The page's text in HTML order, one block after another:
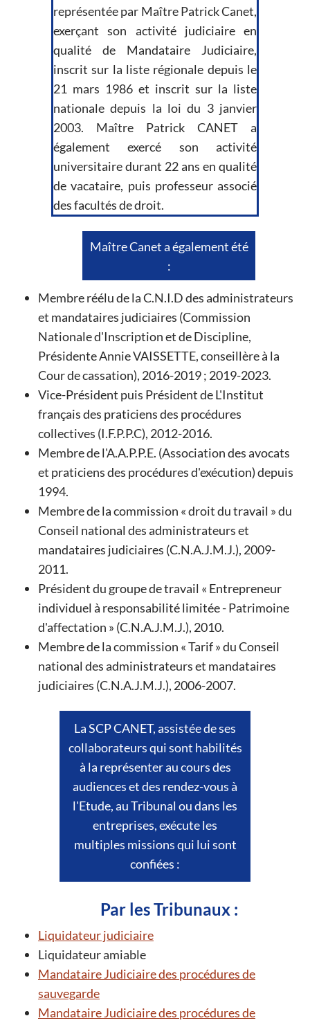
représentée par Maître Patrick Canet,
exerçant son activité judiciaire en
qualité de Mandataire Judiciaire,
inscrit sur la liste régionale depuis le
21 mars 1986 et inscrit sur la liste
nationale depuis la loi du 3 janvier
2003. Maître Patrick CANET a
également exercé son activité
universitaire durant 22 ans en qualité
de vacataire, puis professeur associé
des facultés de droit.
Maître Canet a également été
:
Membre réélu de la C.N.I.D des administrateurs
et mandataires judiciaires (Commission
Nationale d'Inscription et de Discipline,
Présidente Annie VAISSETTE, conseillère à la
Cour de cassation), 2016-2019 ; 2019-2023.
Vice-Président puis Président de L'Institut
français des praticiens des procédures
collectives (I.F.P.P.C), 2012-2016.
Membre de l'A.A.P.P.E. (Association des avocats
et praticiens des procédures d'exécution) depuis
1994.
Membre de la commission « droit du travail » du
Conseil national des administrateurs et
mandataires judiciaires (C.N.A.J.M.J.), 2009-
2011.
Président du groupe de travail « Entrepreneur
individuel à responsabilité limitée - Patrimoine
d'affectation » (C.N.A.J.M.J.), 2010.
Membre de la commission « Tarif » du Conseil
national des administrateurs et mandataires
judiciaires (C.N.A.J.M.J.), 2006-2007.
La SCP CANET, assistée de ses
collaborateurs qui sont habilités
à la représenter au cours des
audiences et des rendez-vous à
l'Etude, au Tribunal ou dans les
entreprises, exécute les
multiples missions qui lui sont
confiées :
Par les Tribunaux :
Liquidateur judiciaire
Liquidateur amiable
Mandataire Judiciaire des procédures de
sauvegarde
Mandataire Judiciaire des procédures de